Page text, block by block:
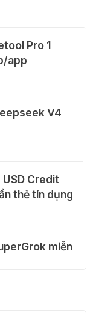
Pro 1
app
V4
USD Credit
thẻ tín dụng
miễn